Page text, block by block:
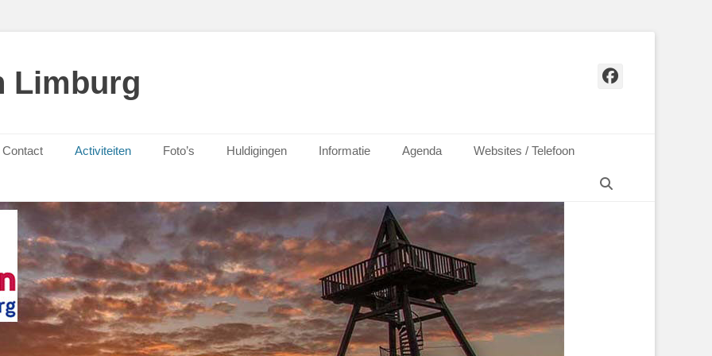
Limburg Facebook
Contact Activiteiten Foto’s Huldigingen Informatie Agenda
Websites / Telefoon